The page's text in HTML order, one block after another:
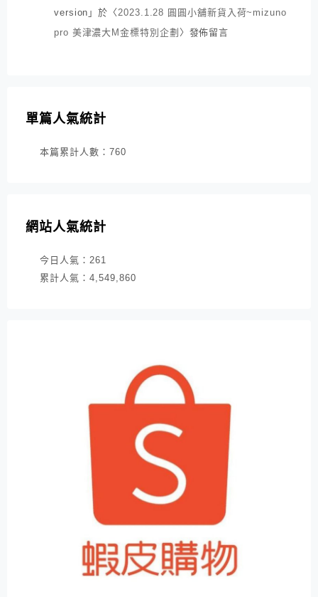
version 」於〈 2023.1.28 圓圓小舖新貨入荷~mizuno
pro 美津濃大M金標特別企劃 〉發佈留言
單篇人氣統計
本篇累計人數： 760
網站人氣統計
今日人氣： 261
累計人氣： 4,549,860